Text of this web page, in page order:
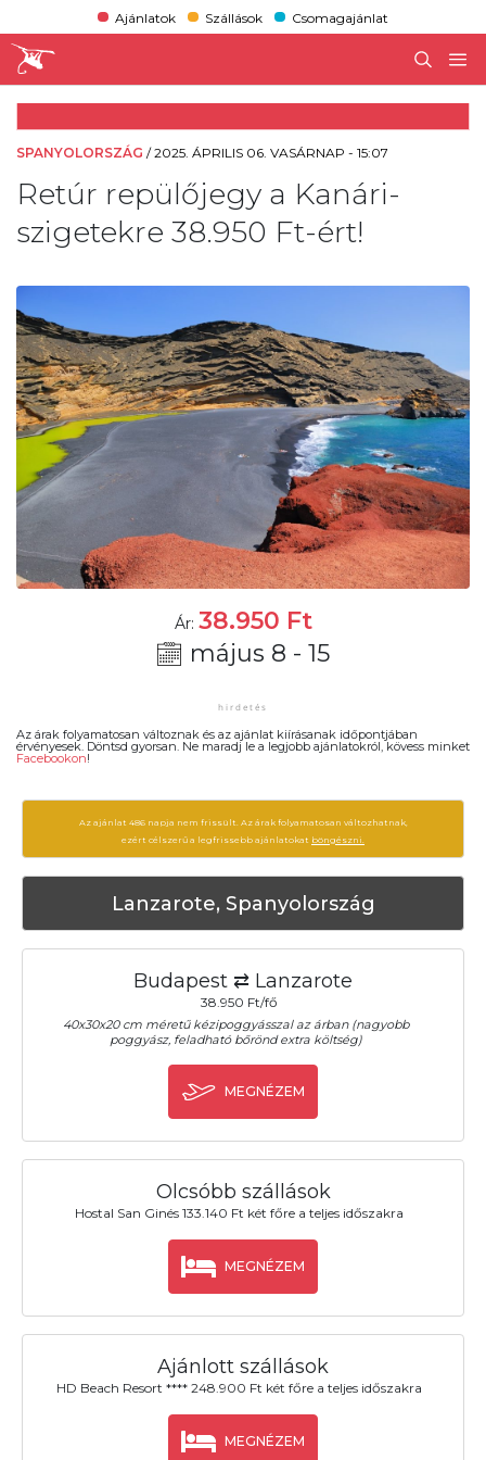
Ajánlatok Szállások Csomagajánlat
SPANYOLORSZÁG /2025. ÁPRILIS 06. VASÁRNAP - 15:07
Retúr repülőjegy a Kanári-
szigetekre 38.950 Ft-ért!
Ár: 38.950 Ft
május 8 - 15
Az árak folyamatosan változnak és az ajánlat kiírásanak időpontjában
érvényesek. Döntsd gyorsan. Ne maradj le a legjobb ajánlatokról, kövess minket
Facebookon!
Az ajánlat 486 napja nem frissült. Az árak folyamatosan változhatnak,
ezért célszerű a legfrissebb ajánlatokat böngészni.
Lanzarote, Spanyolország
Budapest ⇄ Lanzarote
38.950 Ft/fő
40x30x20 cm méretű kézipoggyásszal az árban (nagyobb
poggyász, feladható bőrönd extra költség)
MEGNÉZEM
Olcsóbb szállások
Hostal San Ginés 133.140 Ft két főre a teljes időszakra
MEGNÉZEM
Ajánlott szállások
HD Beach Resort **** 248.900 Ft két főre a teljes időszakra
MEGNÉZEM